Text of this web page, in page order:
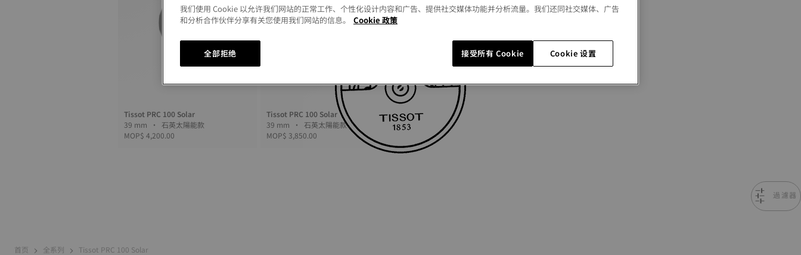
Tissot PRC 100 Solar
39 mm • 石英太陽能款
MOP$ 4,200.00
Tissot PRC 100 Solar
39 mm • 石英太陽能款
MOP$ 3,850.00
過濾器
首页 全系列 Tissot PRC 100 Solar
我们使用 Cookie 以允许我们网站的正常工作、个性化设计内容和广告、提供社交媒体功能并分析流量。我们还同社交媒体、广告
和分析合作伙伴分享有关您使用我们网站的信息。
Cookie 政策
Cookie 设置
全部拒绝 接受所有 Cookie